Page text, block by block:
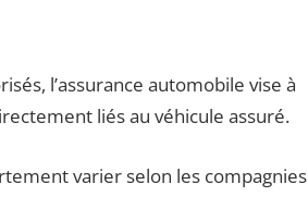
l’assurance automobile vise à
liés au véhicule assuré.
varier selon les compagnies